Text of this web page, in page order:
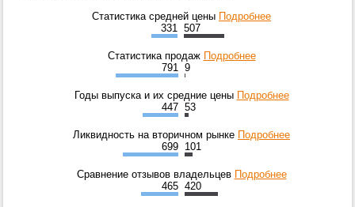
Статистика средней цены Подробнее
331 507
Статистика продаж Подробнее
791 9
Годы выпуска и их средние цены Подробнее
447 53
Ликвидность на вторичном рынке Подробнее
699 101
Сравнение отзывов владельцев Подробнее
465 420